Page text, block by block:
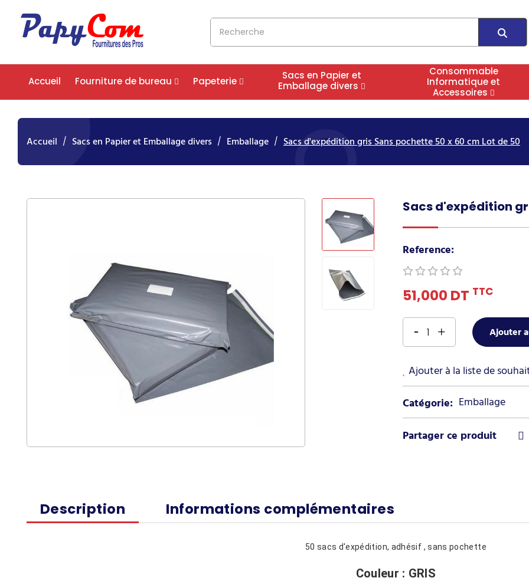
Accueil Fourniture de bureau Papeterie
Sacs en Papier et
Emballage divers
Consommable
Informatique et
Accessoires
Accueil Sacs en Papier et Emballage divers Emballage Sacs d'expédition gris Sans pochette 50 x 60 cm Lot de 50
Sacs d'expédition
Reference:
51,000 DT TTC
Ajouter
Ajouter à la liste de
Catégorie: Emballage
Description Informations complémentaires
50 sacs d'expédition, adhésif , sans pochette
Couleur : GRIS